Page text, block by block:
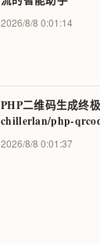
2026/8/8 0:01:14
PHP二维码生成终
chillerlan/php-
2026/8/8 0:01:37